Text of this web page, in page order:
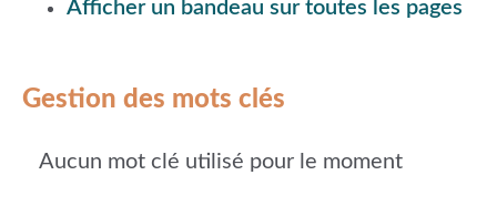
Afficher un bandeau sur toutes les pages
Gestion des mots clés
Aucun mot clé utilisé pour le moment